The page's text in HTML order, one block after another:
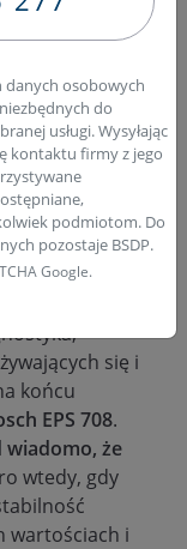
Wtedy
do
,pompę
do
0445010048,
w
cenie i z
się i
końcu
EPS 708.
wiadomo, że
wtedy, gdy
wartościach i
danych osobowych
do
usługi. Wysyłając
kontaktu firmy z jego
podmiotom. Do
pozostaje BSDP.
Google.